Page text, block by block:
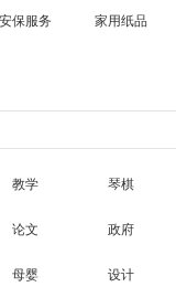
安保服务 家用纸品
教学 琴棋
论文 政府
母婴 设计